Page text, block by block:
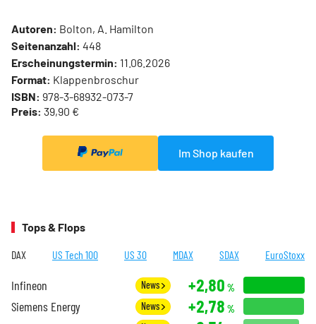
Autoren: Bolton, A. Hamilton
Seitenanzahl: 448
Erscheinungstermin: 11.06.2026
Format: Klappenbroschur
ISBN: 978-3-68932-073-7
Preis: 39,90 €
Im Shop kaufen
Tops & Flops
DAX US Tech 100 US 30 MDAX SDAX EuroStoxx
Infineon News +2,80 %
Siemens Energy News +2,78 %